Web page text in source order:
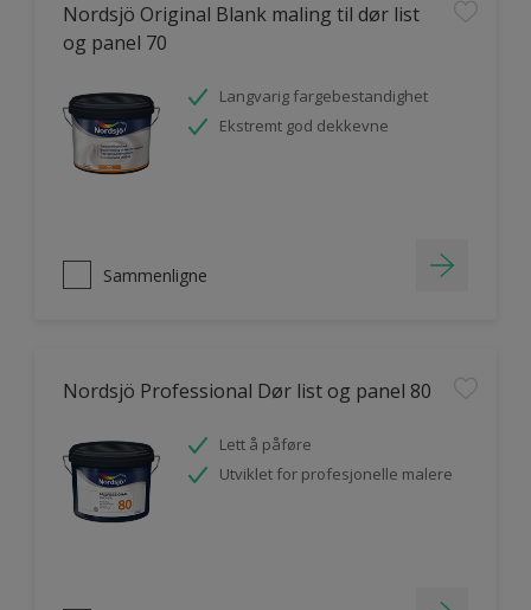
Nordsjö Original Blank maling til dør list
og panel 70
Langvarig fargebestandighet
Ekstremt god dekkevne
Sammenligne
Nordsjö Professional Dør list og panel 80
Lett å påføre
Utviklet for profesjonelle malere